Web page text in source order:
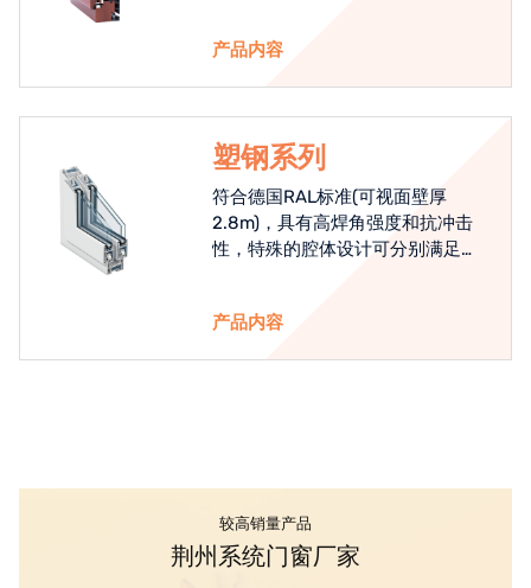
产品内容
塑钢系列
符合德国RAL标准(可视面壁厚
2.8m)，具有高焊角强度和抗冲击
性，特殊的腔体设计可分别满足隔
产品内容
较高销量产品
荆州系统门窗厂家